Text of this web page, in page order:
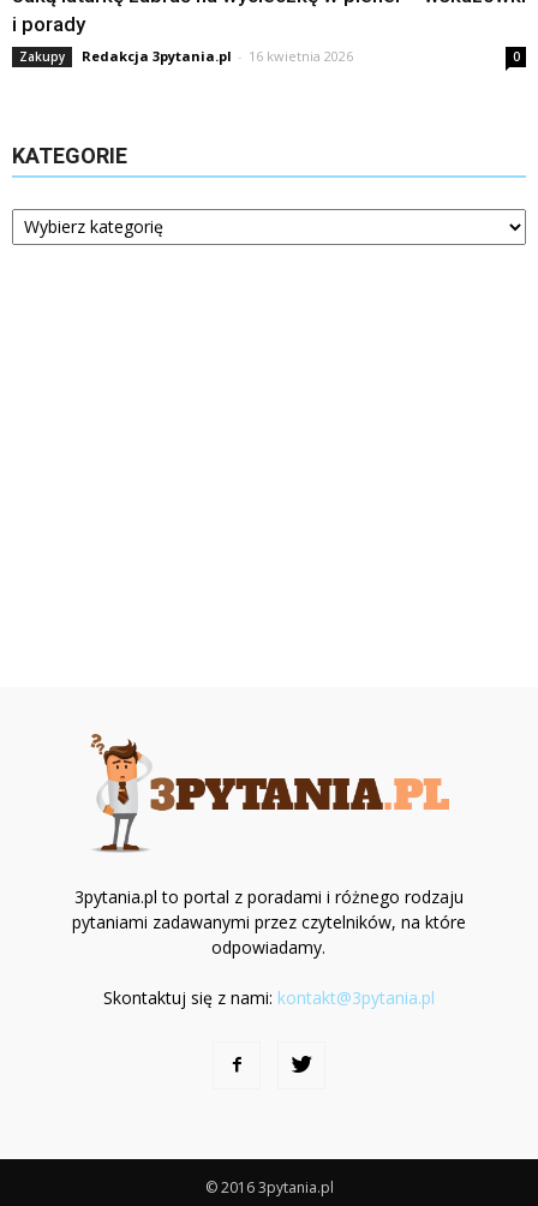
i porady
Zakupy Redakcja 3pytania.pl - 16 kwietnia 2026 0
KATEGORIE
Kategorie
3pytania.pl to portal z poradami i różnego rodzaju
pytaniami zadawanymi przez czytelników, na które
odpowiadamy.
Skontaktuj się z nami: kontakt@3pytania.pl
© 2016 3pytania.pl